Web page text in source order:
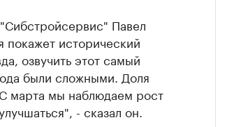
Павел
исторический
озвучить этот самый
были сложными. Доля
марта мы наблюдаем рост
- сказал он.